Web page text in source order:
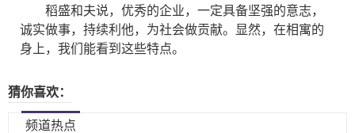
稻盛和夫说，优秀的企业，一定具备坚强的意志，
诚实做事，持续利他，为社会做贡献。显然，在相寓的
身上，我们能看到这些特点。
猜你喜欢：
频道热点